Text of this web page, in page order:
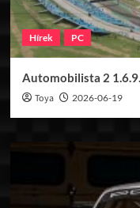
Hírek PC
Automobilista 2
Toya 2026-06-19